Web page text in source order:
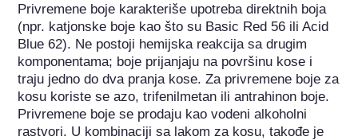
Privremene boje karakteriše upotreba direktnih boja
(npr. katjonske boje kao što su Basic Red 56 ili Acid
Blue 62). Ne postoji hemijska reakcija sa drugim
komponentama; boje prijanjaju na površinu kose i
traju jedno do dva pranja kose. Za privremene boje za
kosu koriste se azo, trifenilmetan ili antrahinon boje.
Privremene boje se prodaju kao vodeni alkoholni
rastvori. U kombinaciji sa lakom za kosu, takođe je